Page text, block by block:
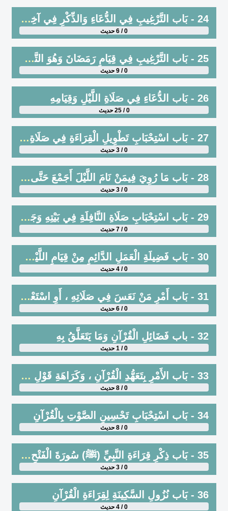
24 - بَاب التَّرْغِيبِ فِي الدُّعَاءِ وَالذِّكْرِ فِي آخِرِ اللَّيْلِ وَالإِجَابَةِ فِيهِ
0 / 6 حديث
25 - بَاب التَّرْغِيبِ فِي قِيَامِ رَمَضَانَ وَهُوَ التَّرَاوِيحُ
0 / 9 حديث
26 - بَاب الدُّعَاءِ فِي صَلَاةِ اللَّيْلِ وَقِيَامِهِ
0 / 25 حديث
27 - بَاب اسْتِحْبَابِ تَطْوِيلِ الْقِرَاءَةِ فِي صَلَاةِ اللَّيْلِ
0 / 3 حديث
28 - بَاب مَا رُوِيَ فِيمَنْ نَامَ اللَّيْلَ أَجَمْعَ حَتَّى أَصَبْحَ
0 / 3 حديث
29 - بَاب اسْتِحْبَابِ صَلَاةِ النَّافِلَةِ فِي بَيْتِهِ وَجَوَازِهَا فِي الْمَسْجِدِ
0 / 7 حديث
30 - بَاب فَضِيلَةِ الْعَمَلِ الدَّائِمِ مِنْ قِيَامِ اللَّيْلِ وَغَيْرِهِ
0 / 4 حديث
31 - بَاب أَمْرِ مَنْ نَعَسَ فِي صَلَاتِهِ ، أَوِ اسْتَعْجَمَ عَلَيْهِ الْقُرْآنُ أَوِ الذِّكْرُ بِأَنْ يَرْقُدَ أَوْ يَقْعُدَ حَتَّى يَذْهَبَ عَنْهُ ذَلِكَ
0 / 6 حديث
32 - باب فَضَائِلِ الْقُرْآنِ وَمَا يَتَعَلَّقُ بِهِ
0 / 1 حديث
33 - بَاب الأَمْرِ بِتَعَهُّدِ الْقُرْآنِ ، وَكَرَاهَةِ قَوْلِ نَسِيتُ آيَةَ كَذَا ، وَجَوَازِ قَوْلِ أُنْسِيتُهَا
0 / 8 حديث
34 - بَاب اسْتِحْبَابِ تَحْسِينِ الصَّوْتِ بِالْقُرْآنِ
0 / 8 حديث
35 - بَاب ذِكْرِ قِرَاءَةِ النَّبِيِّ (ﷺ) سُورَةَ الْفَتْحِ يَوْمَ فَتْحِ مَكَّةَ
0 / 3 حديث
36 - بَاب نُزُولِ السَّكِينَةِ لِقِرَاءَةِ الْقُرْآنِ
0 / 4 حديث